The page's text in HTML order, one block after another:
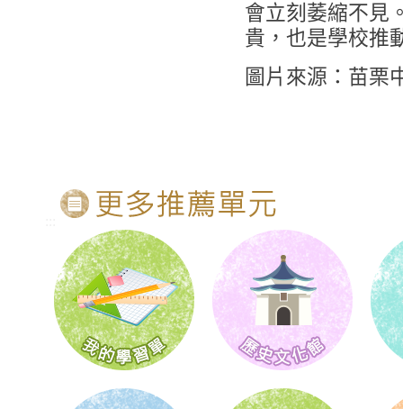
會立刻萎縮不見
貴，也是學校推
圖片來源：苗栗